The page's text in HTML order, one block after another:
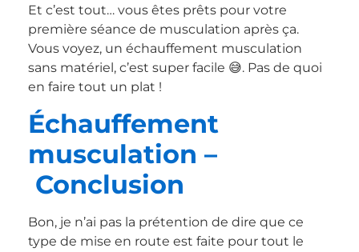
Et c’est tout… vous êtes prêts pour votre
première séance de musculation après ça.
Vous voyez, un échauffement musculation
sans matériel, c’est super facile 😅. Pas de quoi
en faire tout un plat !
Échauffement
musculation –
Conclusion
Bon, je n’ai pas la prétention de dire que ce
type de mise en route est faite pour tout le